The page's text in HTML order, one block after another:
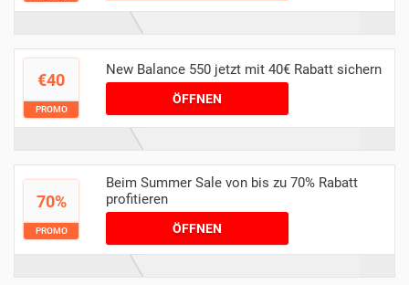
€40
PROMO
New Balance 550 jetzt mit 40€ Rabatt sichern
ÖFFNEN
70%
PROMO
Beim Summer Sale von bis zu 70% Rabatt
profitieren
ÖFFNEN